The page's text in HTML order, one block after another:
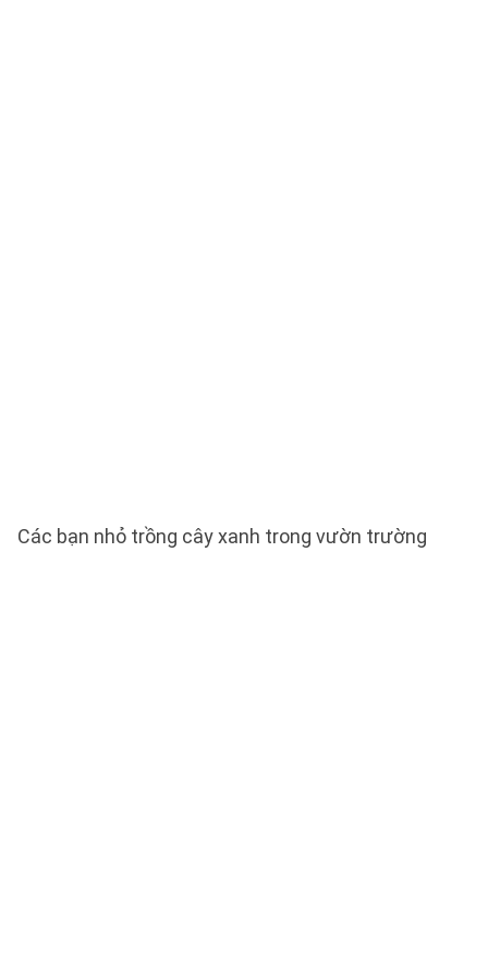
Các bạn nhỏ trồng cây xanh trong vườn trường